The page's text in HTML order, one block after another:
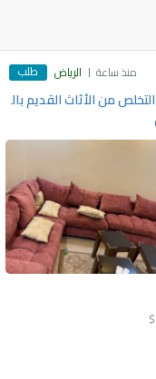
منذ ساعة الرياض طلب
من الأثاث القديم بال
$